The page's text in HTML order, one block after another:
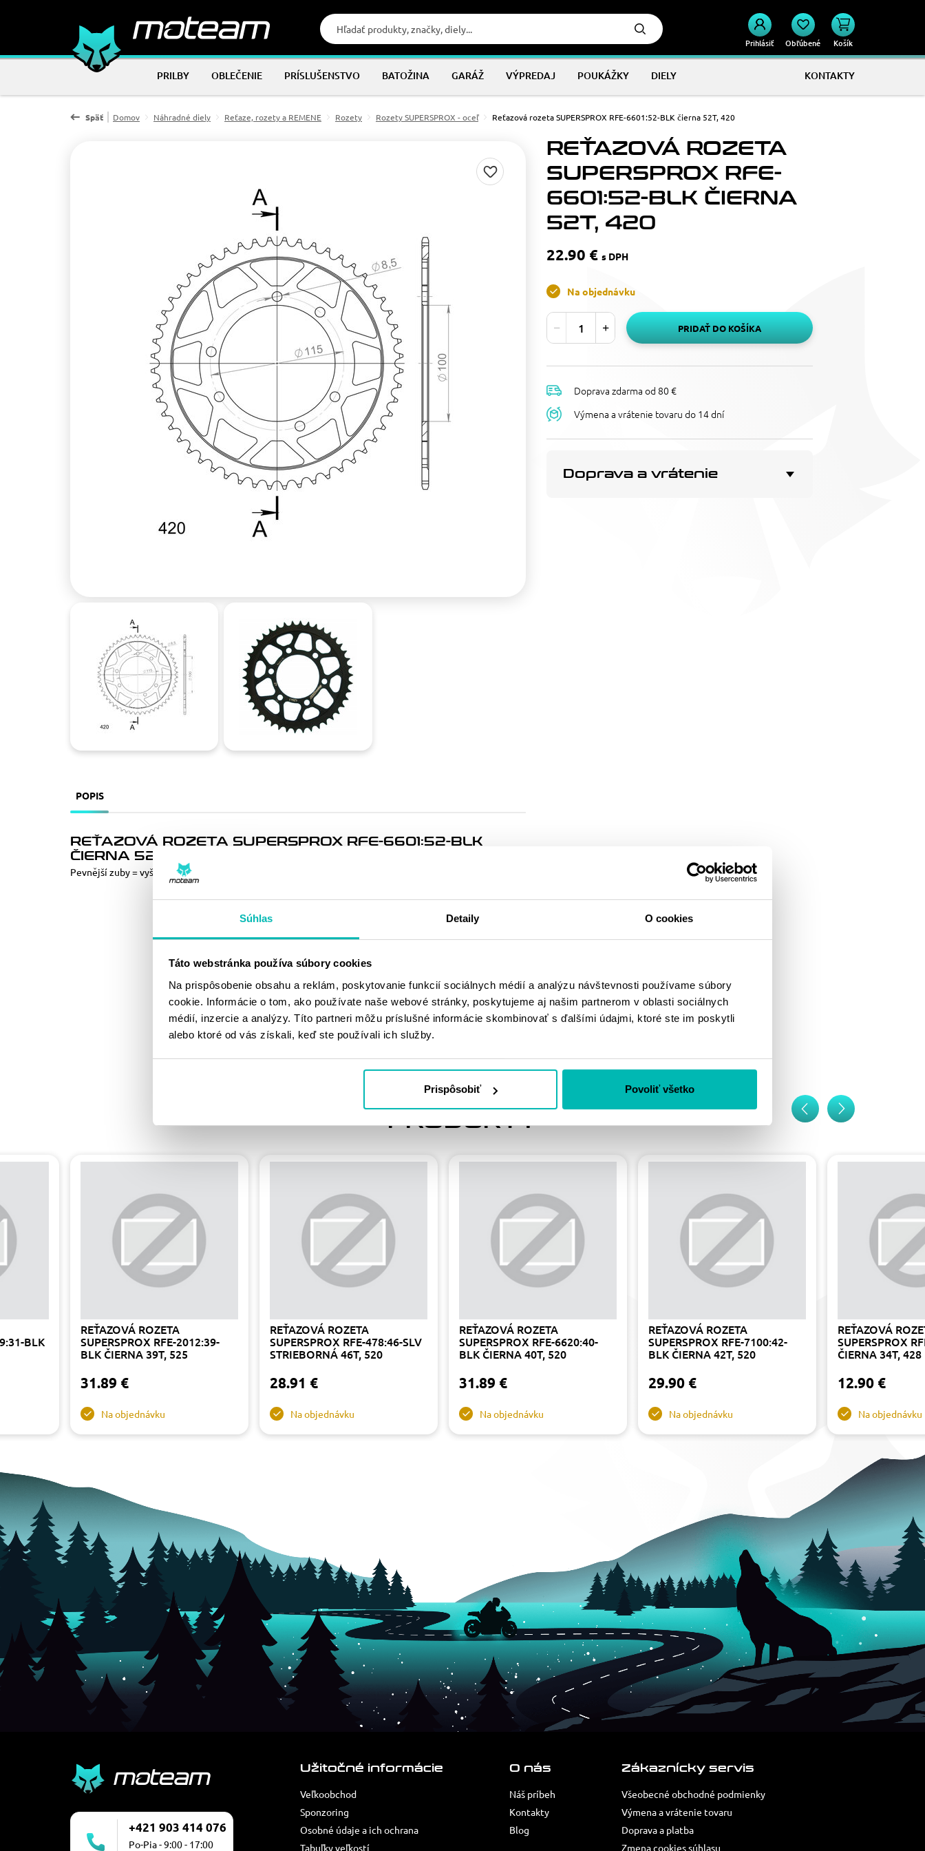
Súhlas Detaily O cookies
Táto webstránka používa súbory cookies
Na prispôsobenie obsahu a reklám, poskytovanie funkcií sociálnych médií a analýzu návštevnosti používame súbory
cookie. Informácie o tom, ako používate naše webové stránky, poskytujeme aj našim partnerom v oblasti sociálnych
médií, inzercie a analýzy. Títo partneri môžu príslušné informácie skombinovať s ďalšími údajmi, ktoré ste im poskytli
alebo ktoré od vás získali, keď ste používali ich služby.
Prispôsobiť Povoliť všetko
Prihlásiť Obľúbené Košík
PRILBY OBLEČENIE PRÍSLUŠENSTVO BATOŽINA GARÁŽ VÝPREDAJ POUKÁŽKY DIELY KONTAKTY
Späť Domov Náhradné diely Reťaze, rozety a REMENE Rozety Rozety SUPERSPROX - oceľ Reťazová rozeta SUPERSPROX RFE-6601:52-BLK čierna 52T, 420
REŤAZOVÁ ROZETA
SUPERSPROX RFE-
6601:52-BLK ČIERNA
52T, 420
22.90 € s DPH
Na objednávku
PRIDAŤ DO KOŠÍKA
Doprava zdarma od 80 €
Výmena a vrátenie tovaru do 14 dní
Doprava a vrátenie
POPIS
REŤAZOVÁ ROZETA SUPERSPROX RFE-6601:52-BLK
ČIERNA 52T, 420
Pevnější zuby = vyšší životnost řetězové sady až o 10%. Rozeta 52z, řetěz 420.
MOHLO BY SA
PODOBNÉ
PRODUKTY
BLK
REŤAZOVÁ ROZETA
SUPERSPROX RFE-2012:39-
BLK ČIERNA 39T, 525
31.89 €
Na objednávku
REŤAZOVÁ ROZETA
SUPERSPROX RFE-478:46-SLV
STRIEBORNÁ 46T, 520
28.91 €
Na objednávku
REŤAZOVÁ ROZETA
SUPERSPROX RFE-6620:40-
BLK ČIERNA 40T, 520
31.89 €
Na objednávku
REŤAZOVÁ ROZETA
SUPERSPROX RFE-7100:42-
BLK ČIERNA 42T, 520
29.90 €
Na objednávku
REŤAZOVÁ
SUPERSPROX
ČIERNA 34T, 428
12.90 €
Na objednávku
+421 903 414 076
Po-Pia - 9:00 - 17:00
Užitočné informácie
Veľkoobchod
Sponzoring
Osobné údaje a ich ochrana
Tabuľky veľkostí
O nás
Náš príbeh
Kontakty
Blog
Zákaznícky servis
Všeobecné obchodné podmienky
Výmena a vrátenie tovaru
Doprava a platba
Zmena cookies súhlasu